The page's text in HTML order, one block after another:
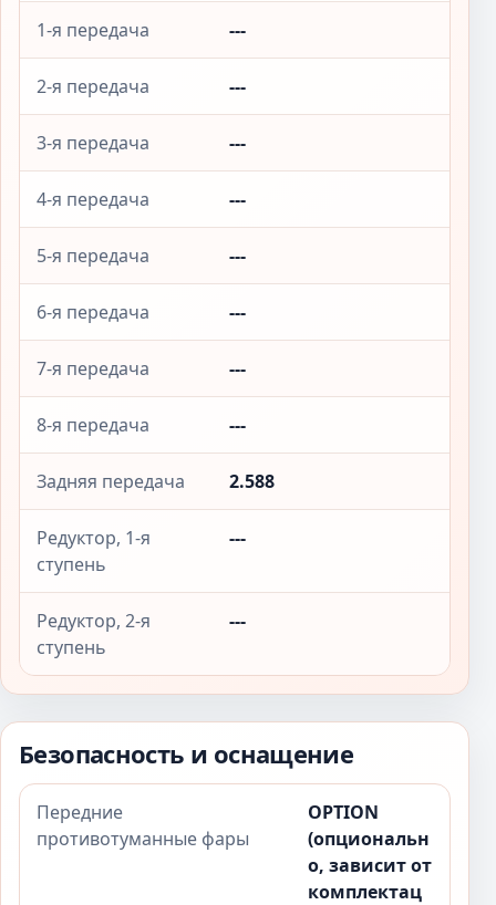
1-я передача ---
2-я передача ---
3-я передача ---
4-я передача ---
5-я передача ---
6-я передача ---
7-я передача ---
8-я передача ---
Задняя передача 2.588
Редуктор, 1-я
ступень
---
Редуктор, 2-я
ступень
---
Безопасность и оснащение
Передние
противотуманные фары
OPTION
(опциональн
о, зависит от
комплектац